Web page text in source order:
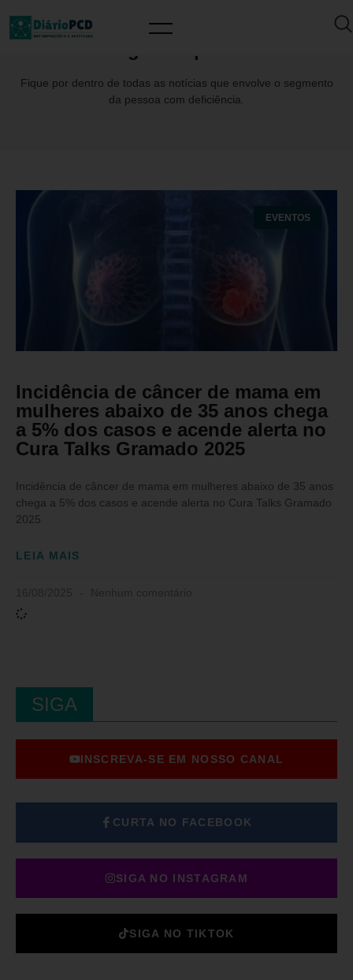
Fique por dentro de todas as notícias que envolve o segmento
da pessoa com deficiência.
EVENTOS
Incidência de câncer de mama em
mulheres abaixo de 35 anos chega
a 5% dos casos e acende alerta no
Cura Talks Gramado 2025
Incidência de câncer de mama em mulheres abaixo de 35 anos
chega a 5% dos casos e acende alerta no Cura Talks Gramado
2025
LEIA MAIS
SIGA
INSCREVA-SE EM NOSSO CANAL
CURTA NO FACEBOOK
SIGA NO INSTAGRAM
SIGA NO TIKTOK